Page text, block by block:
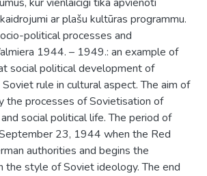
ar plašu kultūras programmu.
political processes and
1944. – 1949.: an example of
social political development of
rule in cultural aspect. The aim of
the processes of Sovietisation of
social political life. The period of
23, 1944 when the Red
authorities and begins the
the style of Soviet ideology. The end